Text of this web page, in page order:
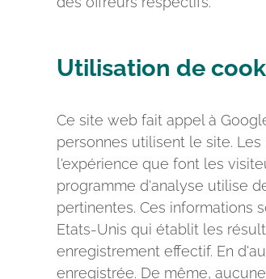
Utilisation de
Ce site web fait appel à
personnes utilisent le site.
l'expérience que font les
programme d'analyse utilise
pertinentes. Ces informations
Etats-Unis qui établit les
enregistrement effectif. En
enregistrée. De même,